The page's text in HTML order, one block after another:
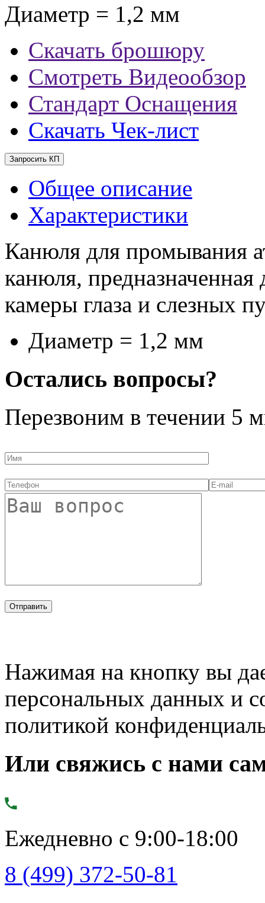
Диаметр = 1,2 мм
Скачать брошюру
Смотреть Видеообзор
Стандарт Оснащения
Скачать Чек-лист
Запросить КП
Общее описание
Характеристики
Канюля для промывания
канюля,
камеры глаза и слезных
Диаметр = 1,2 мм
Остались вопросы?
Перезвоним в течении 5
Нажимая на кнопку вы
персональных данных и
политикой
Или свяжись с нами
Ежедневно с 9:00-18:00
8 (499) 372-50-81